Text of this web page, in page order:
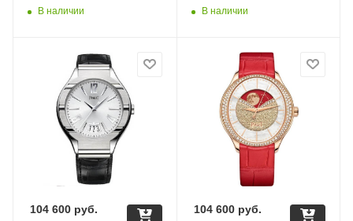
В наличии В наличии
104 600 руб. 104 600руб.